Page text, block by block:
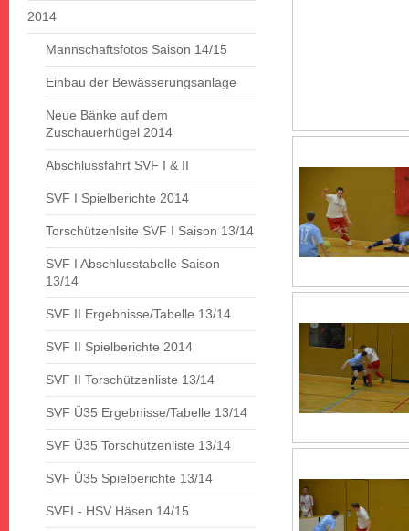
2014
Mannschaftsfotos Saison 14/15
Einbau der Bewässerungsanlage
Neue Bänke auf dem
Zuschauerhügel 2014
Abschlussfahrt SVF I & II
SVF I Spielberichte 2014
Torschützenlsite SVF I Saison 13/14
SVF I Abschlusstabelle Saison
13/14
SVF II Ergebnisse/Tabelle 13/14
SVF II Spielberichte 2014
SVF II Torschützenliste 13/14
SVF Ü35 Ergebnisse/Tabelle 13/14
SVF Ü35 Torschützenliste 13/14
SVF Ü35 Spielberichte 13/14
SVFI - HSV Häsen 14/15